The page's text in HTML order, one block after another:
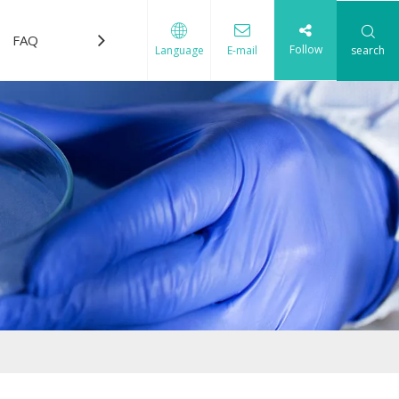
FAQ Télécharger Nous contacter
Language E-mail Follow search